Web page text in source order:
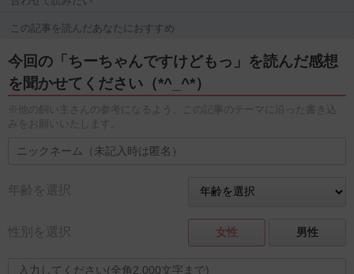
この記事を読んだあなたにおすすめ
今回の「ちーちゃんですけどもっ」を読んだ感想
を聞かせてください（*^_^*）
※他の飼い主さんの参考になるよう、この記事のテーマに沿った書き込
みをお願いいたします。
年齢を選択
性別を選択 女性 男性